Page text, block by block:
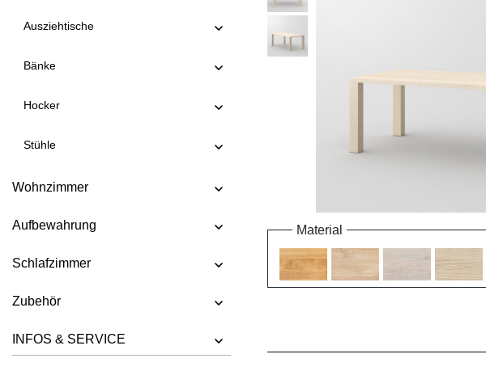
Ausziehtische
Bänke
Hocker
Stühle
Wohnzimmer
Aufbewahrung
Schlafzimmer
Zubehör
INFOS & SERVICE
Material